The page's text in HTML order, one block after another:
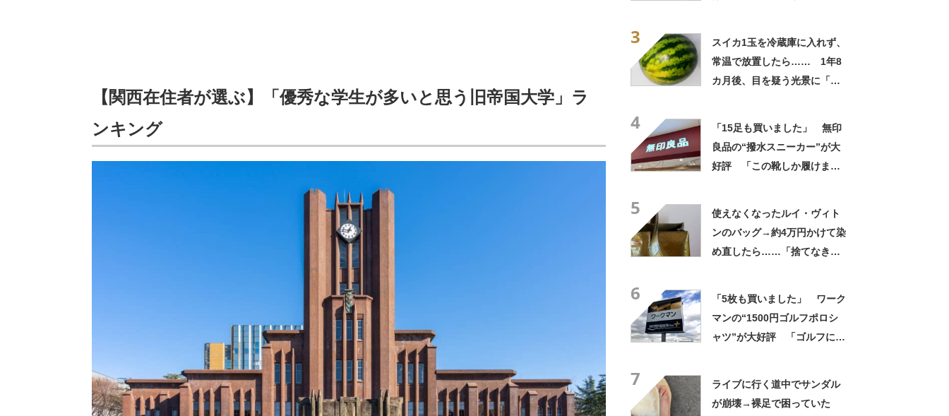
【関西在住者が選ぶ】「優秀な学生が多いと思う旧帝国大学」ラ
ンキング
3
スイカ1玉を冷蔵庫に入れず、
常温で放置したら…… 1年8
カ月後、目を疑う光景に「ヤ
4
「15足も買いました」 無印
良品の“撥水スニーカー”が大
好評 「この靴しか履けませ
5
使えなくなったルイ・ヴィト
ンのバッグ→約4万円かけて染
め直したら……「捨てなきゃ
6
「5枚も買いました」 ワーク
マンの“1500円ゴルフポロシ
ャツ”が大好評 「ゴルフにも
7
ライブに行く道中でサンダル
が崩壊→裸足で困っていた